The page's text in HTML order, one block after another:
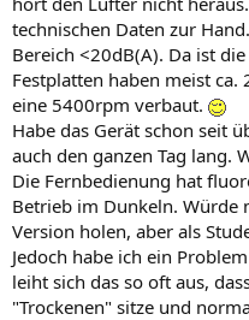
technischen Daten zur
Bereich <20dB(A). Da ist
Festplatten haben meist ca.
eine 5400rpm verbaut.
Habe das Gerät schon seit
auch den ganzen Tag lang.
Die Fernbedienung hat
Betrieb im Dunkeln. Würde
Version holen, aber als
Jedoch habe ich ein
leiht sich das so oft aus,
"Trockenen" sitze und